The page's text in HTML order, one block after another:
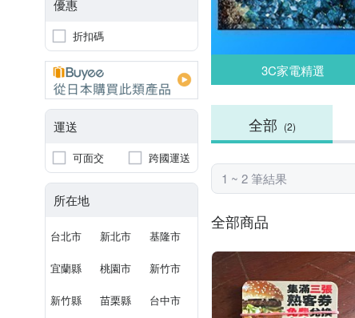
優惠
折扣碼
運送
可面交 跨國運送
所在地
台北市 新北市 基隆市
宜蘭縣 桃園市 新竹市
新竹縣 苗栗縣 台中市
3C家電精選
全部 (2)
1 ~ 2 筆結果
全部商品